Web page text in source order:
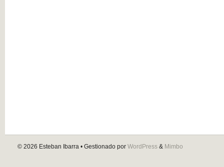
© 2026 Esteban Ibarra • Gestionado por WordPress & Mimbo